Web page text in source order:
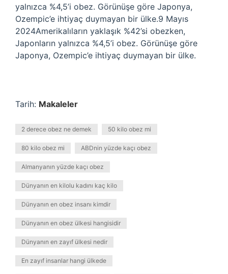
yalnızca %4,5’i obez. Görünüşe göre Japonya,
Ozempic’e ihtiyaç duymayan bir ülke.9 Mayıs
2024Amerikalıların yaklaşık %42’si obezken,
Japonların yalnızca %4,5’i obez. Görünüşe göre
Japonya, Ozempic’e ihtiyaç duymayan bir ülke.
Tarih: Makaleler
2 derece obez ne demek 50 kilo obez mi
80 kilo obez mi ABDnin yüzde kaçı obez
Almanyanın yüzde kaçı obez
Dünyanın en kilolu kadını kaç kilo
Dünyanın en obez insanı kimdir
Dünyanın en obez ülkesi hangisidir
Dünyanın en zayıf ülkesi nedir
En zayıf insanlar hangi ülkede